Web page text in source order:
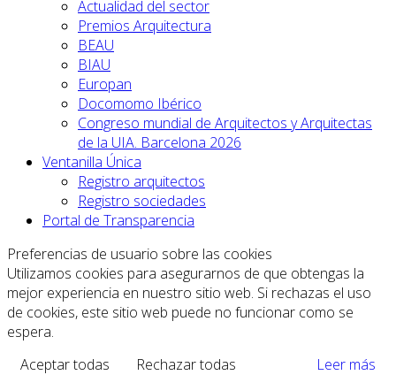
Actualidad del sector
Premios Arquitectura
BEAU
BIAU
Europan
Docomomo Ibérico
Congreso mundial de Arquitectos y Arquitectas
de la UIA. Barcelona 2026
Ventanilla Única
Registro arquitectos
Registro sociedades
Portal de Transparencia
Preferencias de usuario sobre las cookies
Utilizamos cookies para asegurarnos de que obtengas la
mejor experiencia en nuestro sitio web. Si rechazas el uso
de cookies, este sitio web puede no funcionar como se
espera.
Aceptar todas
Rechazar todas
Leer más